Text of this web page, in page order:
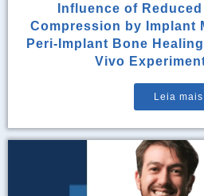
Influence of
Compression by Implant
Peri-Implant Bone
Vivo
Leia mais